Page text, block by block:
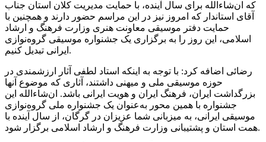
که ان‌شاءالله برای سال آینده، با حمایت مدیریت کلان استان جناب
آقای استاندار که امروز نیز در این مراسم حضور دارند و همچنین با
حمایت دفتر موسیقی معاونت هنری وزارت فرهنگ و ارشاد
اسلامی، این روز را به برگزاری یک جشنواره موسیقی گروه‌نوازی
ایرانی تبدیل کنیم.
رضائی اضافه کرد: با توجه به اینکه استاد لطفی آثار ارزشمندی در
حوزه موسیقی ملی و میهنی داشتند، آثاری که موضوع آنها
بزرگداشت ایران، فرهنگ ایران و هویت ایرانی باشد. ان‌شاءالله این
جشنواره با همین محور به‌عنوان یک جشنواره ملی گروه‌نوازی
موسیقی ایرانی، به میزبانی شما عزیزان در گرگان، از سال آینده با
همت استان و پشتیبانی وزارت فرهنگ و ارشاد اسلامی برگزار شود.